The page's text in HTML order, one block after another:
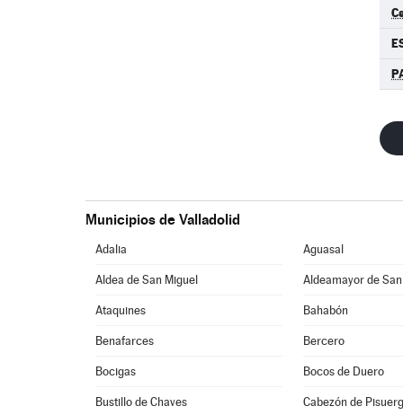
Municipios de Valladolid
Adalia Aguasal
Aldea de San Miguel Aldeamayor de
Ataquines Bahabón
Benafarces Bercero
Bocigas Bocos de Duero
Bustillo de Chaves Cabezón de